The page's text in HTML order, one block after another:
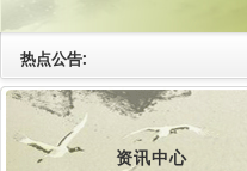
热点公告:
资讯中心